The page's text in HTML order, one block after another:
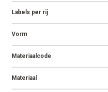
Labels per rij
Vorm
Materiaalcode
Materiaal